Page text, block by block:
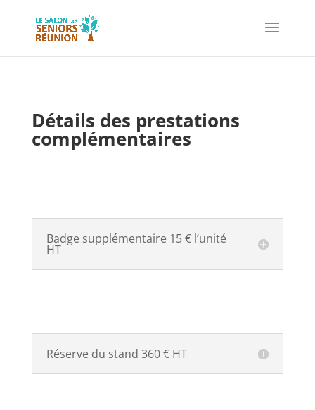
Détails des prestations
complémentaires
Badge supplémentaire 15 € l’unité
HT
Réserve du stand 360 € HT